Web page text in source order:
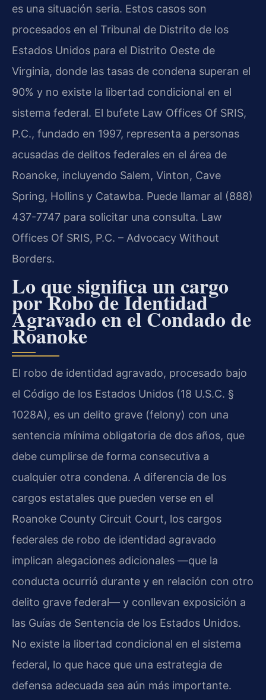
es una situación seria. Estos casos son
procesados en el Tribunal de Distrito de los
Estados Unidos para el Distrito Oeste de
Virginia, donde las tasas de condena superan el
90% y no existe la libertad condicional en el
sistema federal. El bufete Law Offices Of SRIS,
P.C., fundado en 1997, representa a personas
acusadas de delitos federales en el área de
Roanoke, incluyendo Salem, Vinton, Cave
Spring, Hollins y Catawba. Puede llamar al (888)
437-7747 para solicitar una consulta. Law
Offices Of SRIS, P.C. – Advocacy Without
Borders.
Lo que significa un cargo
por Robo de Identidad
Agravado en el Condado de
Roanoke
El robo de identidad agravado, procesado bajo
el Código de los Estados Unidos (18 U.S.C. §
1028A), es un delito grave (felony) con una
sentencia mínima obligatoria de dos años, que
debe cumplirse de forma consecutiva a
cualquier otra condena. A diferencia de los
cargos estatales que pueden verse en el
Roanoke County Circuit Court, los cargos
federales de robo de identidad agravado
implican alegaciones adicionales —que la
conducta ocurrió durante y en relación con otro
delito grave federal— y conllevan exposición a
las Guías de Sentencia de los Estados Unidos.
No existe la libertad condicional en el sistema
federal, lo que hace que una estrategia de
defensa adecuada sea aún más importante.